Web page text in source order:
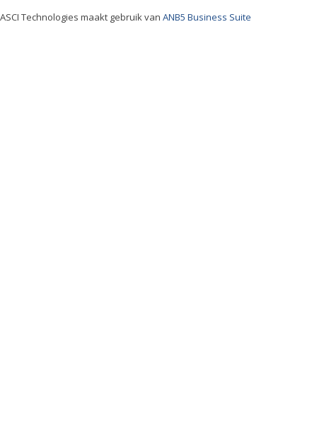
ASCI Technologies maakt gebruik van ANB5 Business Suite